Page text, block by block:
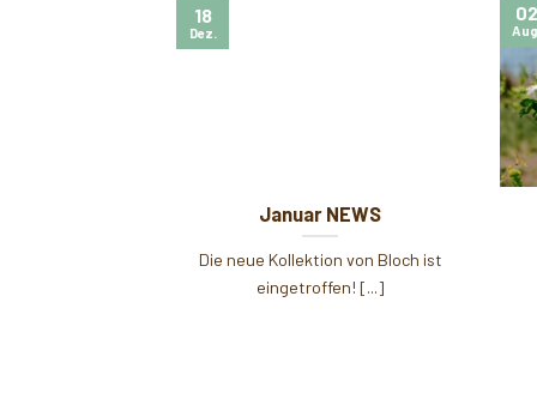
Januar NEWS
Die neue Kollektion von Bloch ist
eingetroffen! [...]
18
Dez.
02